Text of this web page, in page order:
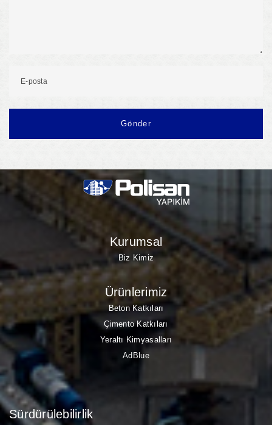
E-posta
Gönder
Kurumsal
Biz Kimiz
Ürünlerimiz
Beton Katkıları
Çimento Katkıları
Yeraltı Kimyasalları
AdBlue
Sürdürülebilirlik